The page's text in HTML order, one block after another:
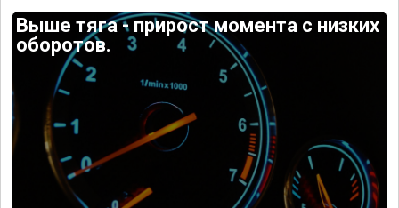
Выше тяга - прирост момента с низких
оборотов.